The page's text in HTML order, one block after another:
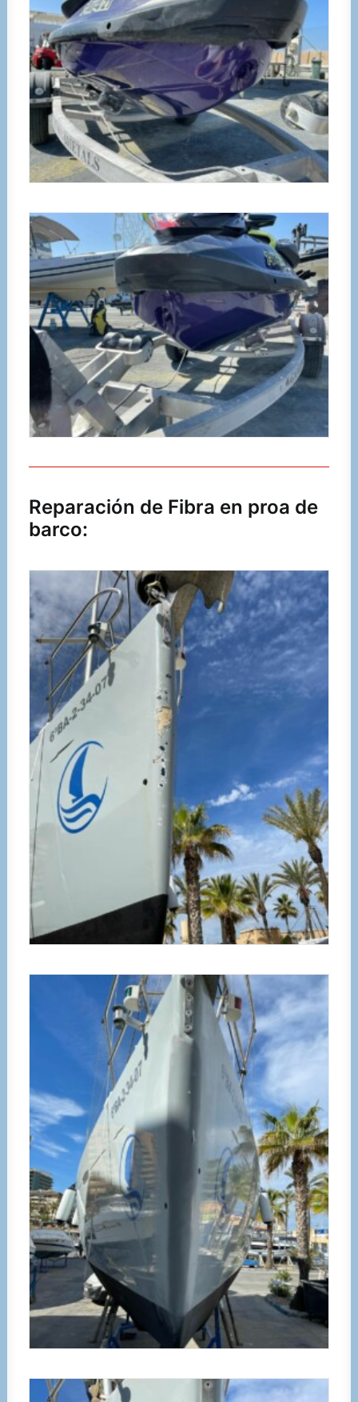
Reparación de Fibra en proa de
barco: